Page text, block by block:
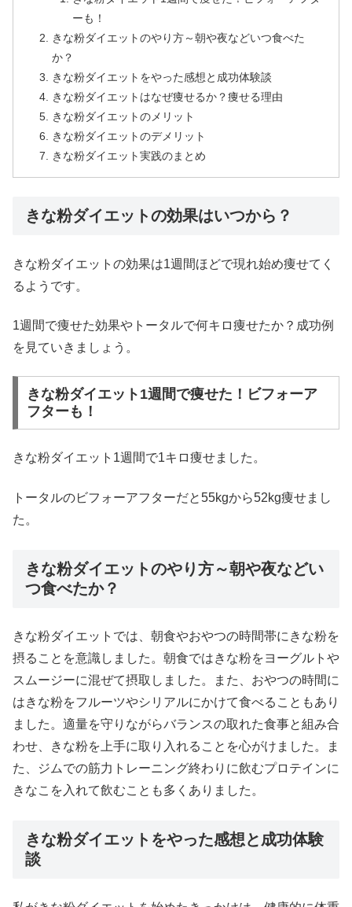
ーも！
きな粉ダイエットのやり方～朝や夜などいつ食べた
か？
きな粉ダイエットをやった感想と成功体験談
きな粉ダイエットはなぜ痩せるか？痩せる理由
きな粉ダイエットのメリット
きな粉ダイエットのデメリット
きな粉ダイエット実践のまとめ
きな粉ダイエットの効果はいつから？
きな粉ダイエットの効果は1週間ほどで現れ始め痩せてく
るようです。
1週間で痩せた効果やトータルで何キロ痩せたか？成功例
を見ていきましょう。
きな粉ダイエット1週間で痩せた！ビフォーア
フターも！
きな粉ダイエット1週間で1キロ痩せました。
トータルのビフォーアフターだと55kgから52kg痩せまし
た。
きな粉ダイエットのやり方～朝や夜などい
つ食べたか？
きな粉ダイエットでは、朝食やおやつの時間帯にきな粉を
摂ることを意識しました。朝食ではきな粉をヨーグルトや
スムージーに混ぜて摂取しました。また、おやつの時間に
はきな粉をフルーツやシリアルにかけて食べることもあり
ました。適量を守りながらバランスの取れた食事と組み合
わせ、きな粉を上手に取り入れることを心がけました。ま
た、ジムでの筋力トレーニング終わりに飲むプロテインに
きなこを入れて飲むことも多くありました。
きな粉ダイエットをやった感想と成功体験
談